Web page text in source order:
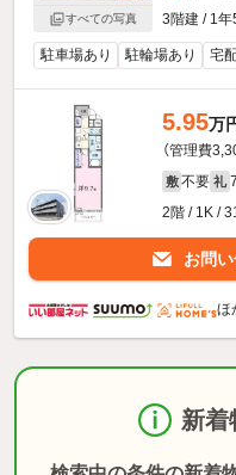
すべての写真
3階建 / 1年
駐車場あり 駐輪場あり 宅
5.95万
（管理費
敷 不要 礼
2階 / 1K /
お問
ほ
新着